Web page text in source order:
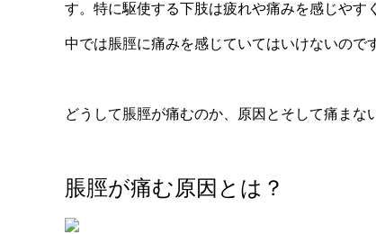
す。 特に駆使する下肢は疲れや痛みを感じやす
中では脹脛に痛みを感じていてはいけないので
どうして脹脛が痛むのか、原因とそして痛まな
脹脛が痛む原因とは？